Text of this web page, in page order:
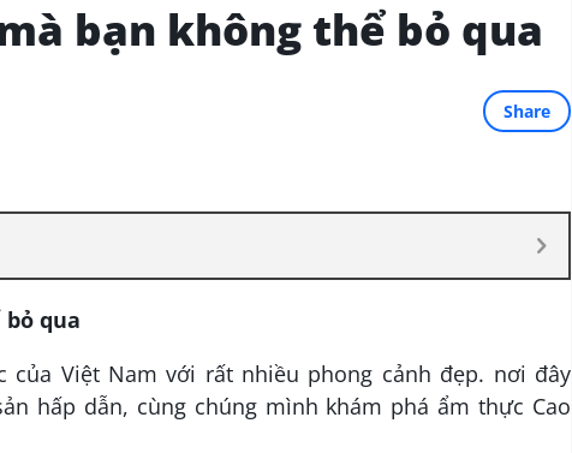
bạn không thể bỏ qua
Share
bỏ qua
của Việt Nam với rất nhiều phong cảnh đẹp. nơi đây
hấp dẫn, cùng chúng mình khám phá ẩm thực Cao